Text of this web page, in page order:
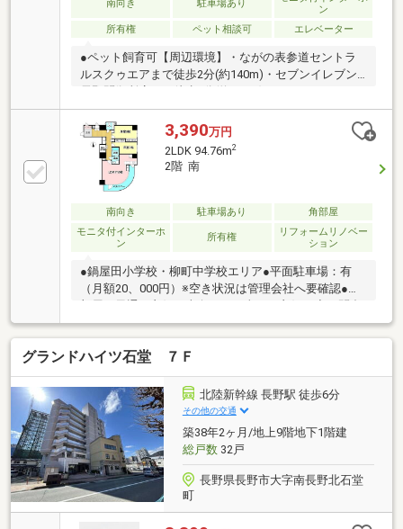
南向き 駐車場あり
ン
所有権
ペット相談可 エレベーター
●ペット飼育可【周辺環境】・ながの表参道セントラ
ルスクゥエアまで徒歩2分(約140m)・セブンイレブン
ト長野大通り店まで徒歩5分(約370m)・綿半スーパー
センター権堂店まで徒歩7分(約560m)・TOMATO食品
館まで徒歩7分(約520m)・長野グランドシネマズまで
徒歩7分(約550m)・長野中央病院まで徒歩9分(約
710m)・長野市役所まで徒歩11分(約880m)
3,390万円
2LDK 94.76m2
2階 南
南向き 駐車場あり
角部屋
モニタ付インターホ
ン
所有権
リフォームリノベー
ション
●鍋屋田小学校・柳町中学校エリア●平面駐車場：有
（月額20、000円）※空き状況は管理会社へ要確認●角
せは下記お電話番号やホームページでも受付中！！・
フリーダイヤル 【 0120-055-779 】・ホームページ
グランドハイツ石堂 ７Ｆ
北陸新幹線 長野駅 徒歩6分
その他の交通
築38年2ヶ月/地上9階地下1階建
総戸数32戸
長野県長野市大字南長野北石堂
町